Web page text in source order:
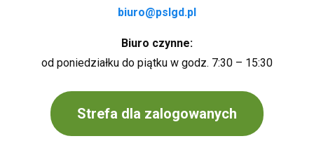
biuro@pslgd.pl
Biuro czynne:
od poniedziałku do piątku w godz. 7:30 – 15:30
Strefa dla zalogowanych